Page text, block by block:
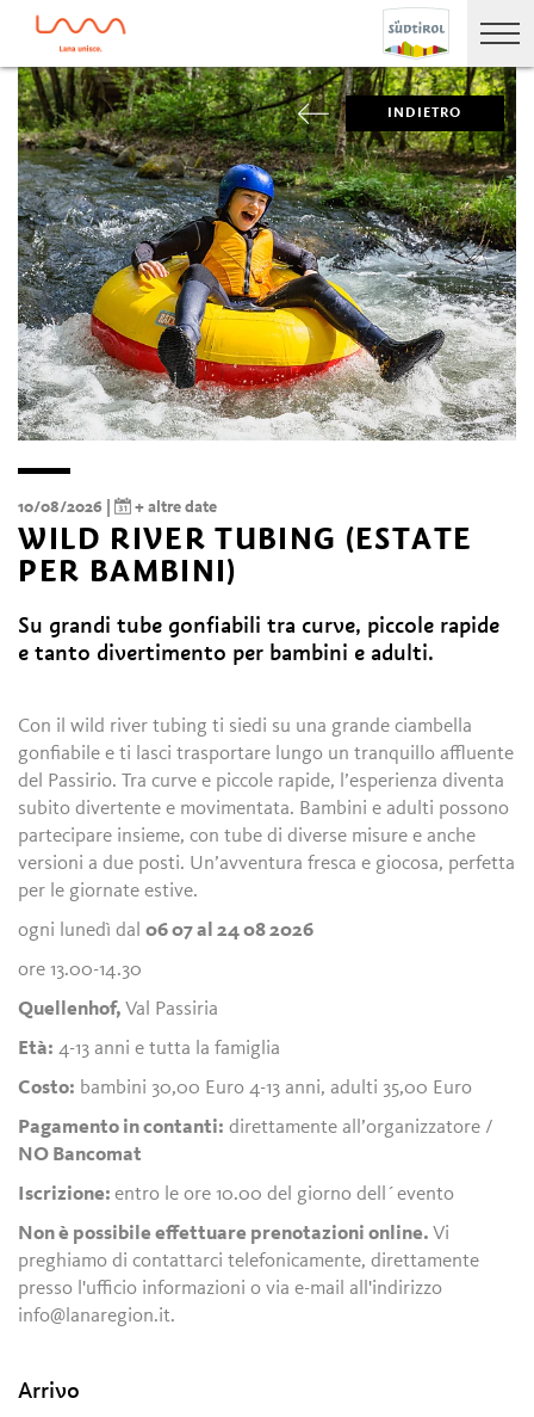
INDIETRO
10/08/2026 | + altre date
WILD RIVER TUBING (ESTATE
PER BAMBINI)
Su grandi tube gonfiabili tra curve, piccole rapide
e tanto divertimento per bambini e adulti.
Con il wild river tubing ti siedi su una grande ciambella
gonfiabile e ti lasci trasportare lungo un tranquillo affluente
del Passirio. Tra curve e piccole rapide, l’esperienza diventa
subito divertente e movimentata. Bambini e adulti possono
partecipare insieme, con tube di diverse misure e anche
versioni a due posti. Un’avventura fresca e giocosa, perfetta
per le giornate estive.
ogni lunedì dal06 07 al 24 08 2026
ore 13.00-14.30
Quellenhof,Val Passiria
Età: 4-13 anni e tutta la famiglia
Costo: bambini 30,00 Euro 4-13 anni, adulti 35,00 Euro
Pagamento in contanti: direttamente all’organizzatore /
NO Bancomat
Iscrizione:entro le ore 10.00 del giorno dell´evento
Non è possibile effettuare prenotazioni online.Vi
preghiamo di contattarci telefonicamente, direttamente
presso l'ufficio informazioni o via e-mail all'indirizzo
info@lanaregion.it.
Arrivo